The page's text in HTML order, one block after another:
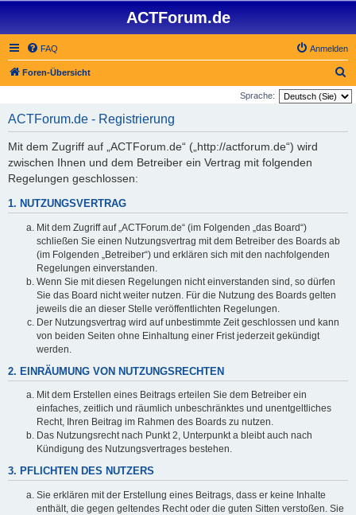
ACTForum.de
FAQ Anmelden
Foren-Übersicht
u
Sprache:
ACTForum.de - Registrierung
Mit dem Zugriff auf „ACTForum.de“ („http://actforum.de“) wird
zwischen Ihnen und dem Betreiber ein Vertrag mit folgenden
Regelungen geschlossen:
1. NUTZUNGSVERTRAG
Mit dem Zugriff auf „ACTForum.de“ (im Folgenden „das Board“)
schließen Sie einen Nutzungsvertrag mit dem Betreiber des Boards ab
(im Folgenden „Betreiber“) und erklären sich mit den nachfolgenden
Regelungen einverstanden.
Wenn Sie mit diesen Regelungen nicht einverstanden sind, so dürfen
Sie das Board nicht weiter nutzen. Für die Nutzung des Boards gelten
jeweils die an dieser Stelle veröffentlichten Regelungen.
Der Nutzungsvertrag wird auf unbestimmte Zeit geschlossen und kann
von beiden Seiten ohne Einhaltung einer Frist jederzeit gekündigt
werden.
2. EINRÄUMUNG VON NUTZUNGSRECHTEN
Mit dem Erstellen eines Beitrags erteilen Sie dem Betreiber ein
einfaches, zeitlich und räumlich unbeschränktes und unentgeltliches
Recht, Ihren Beitrag im Rahmen des Boards zu nutzen.
Das Nutzungsrecht nach Punkt 2, Unterpunkt a bleibt auch nach
Kündigung des Nutzungsvertrages bestehen.
3. PFLICHTEN DES NUTZERS
Sie erklären mit der Erstellung eines Beitrags, dass er keine Inhalte
enthält, die gegen geltendes Recht oder die guten Sitten verstoßen. Sie